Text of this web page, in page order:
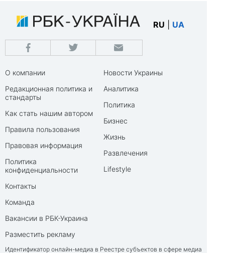
RU UA
О компании
Редакционная политика и
стандарты
Как стать нашим автором
Правила пользования
Правовая информация
Политика
конфиденциальности
Контакты
Команда
Вакансии в РБК-Украина
Разместить рекламу
Новости Украины
Аналитика
Политика
Бизнес
Жизнь
Развлечения
Lifestyle
Идентификатор онлайн-медиа в Реестре субъектов в сфере медиа